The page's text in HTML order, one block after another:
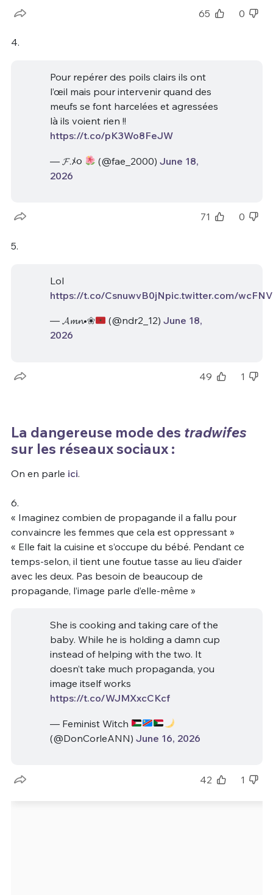
65 0
4.
Pour repérer des poils clairs ils ont
l’œil mais pour intervenir quand des
meufs se font harcelées et agressées
là ils voient rien !!
https://t.co/pK3Wo8FeJW
— 𝓕.ﾒ૦ (@fae_2000) June 18,
2026
71 0
5.
Lol
https://t.co/CsnuwvB0jNpic.twitter.com/
— 𝓐𝓶𝓷•❀ (@ndr2_12) June 18,
2026
49 1
La dangereuse mode des tradwifes
sur les réseaux sociaux :
On en parle ici.
6.
« Imaginez combien de propagande il a fallu pour
convaincre les femmes que cela est oppressant »
« Elle fait la cuisine et s’occupe du bébé. Pendant ce
temps-selon, il tient une foutue tasse au lieu d’aider
avec les deux. Pas besoin de beaucoup de
propagande, l’image parle d’elle-même »
She is cooking and taking care of the
baby. While he is holding a damn cup
instead of helping with the two. It
doesn’t take much propaganda, you
image itself works
https://t.co/WJMXxcCKcf
— Feminist Witch
(@DonCorleANN) June 16, 2026
42 1